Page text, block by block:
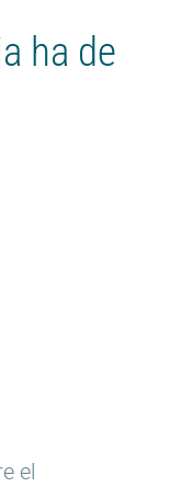
ha de
el